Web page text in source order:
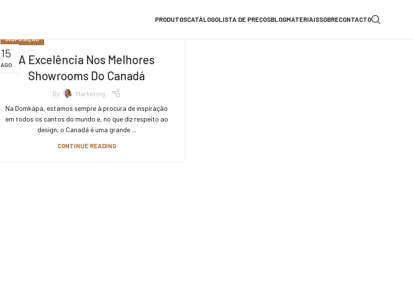
PRODUTOSCATÁLOGOLISTA DE PREÇOSBLOGMATERIAISSOBRECONTACTO
15
AGO
INSPIRAÇÃO
A Excelência Nos Melhores
Showrooms Do Canadá
By
Marketing
Na Domkapa, estamos sempre à procura de inspiração
em todos os cantos do mundo e, no que diz respeito ao
design, o Canadá é uma grande ...
CONTINUE READING